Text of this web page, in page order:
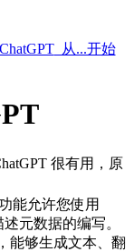
从...开始
能允许您使用
元数据的编写。
能够生成文本、翻